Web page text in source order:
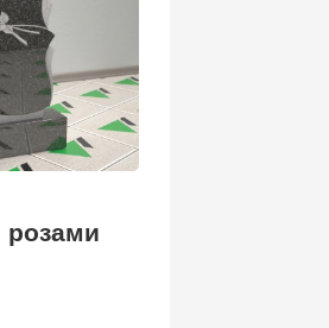
розами